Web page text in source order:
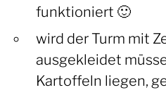
funktioniert 🙂
wird der Turm mit
ausgekleidet
Kartoffeln liegen,